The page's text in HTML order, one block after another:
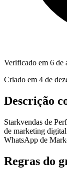
Verificado em 6 de
Criado em 4 de
Descrição
Starkvendas de
de marketing
WhatsApp de
Regras do